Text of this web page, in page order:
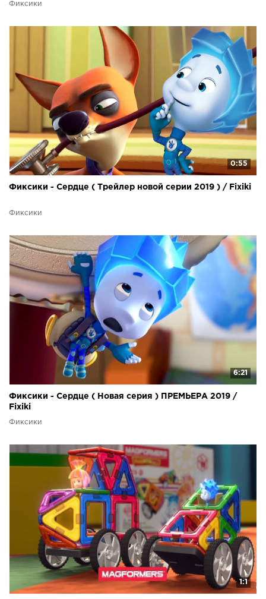
Фиксики
0:55
Фиксики - Сердце ( Трейлер новой серии 2019 ) / Fixiki
Фиксики
6:21
Фиксики - Сердце ( Новая серия ) ПРЕМЬЕРА 2019 /
Fixiki
Фиксики
1:1